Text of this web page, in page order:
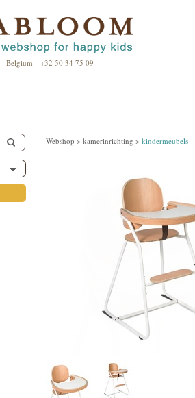
Belgium +32 50 34 75 09
Webshop > kamerinrichting > kindermeubels -